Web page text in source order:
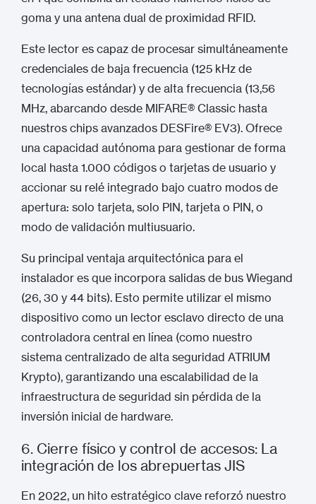
goma y una antena dual de proximidad RFID.
Este lector es capaz de procesar simultáneamente
credenciales de baja frecuencia (125 kHz de
tecnologías estándar) y de alta frecuencia (13,56
MHz, abarcando desde MIFARE® Classic hasta
nuestros chips avanzados DESFire® EV3). Ofrece
una capacidad autónoma para gestionar de forma
local hasta 1.000 códigos o tarjetas de usuario y
accionar su relé integrado bajo cuatro modos de
apertura: solo tarjeta, solo PIN, tarjeta o PIN, o
modo de validación multiusuario.
Su principal ventaja arquitectónica para el
instalador es que incorpora salidas de bus Wiegand
(26, 30 y 44 bits). Esto permite utilizar el mismo
dispositivo como un lector esclavo directo de una
controladora central en línea (como nuestro
sistema centralizado de alta seguridad ATRIUM
Krypto), garantizando una escalabilidad de la
infraestructura de seguridad sin pérdida de la
inversión inicial de hardware.
6. Cierre físico y control de accesos: La
integración de los abrepuertas JIS
En 2022, un hito estratégico clave reforzó nuestro